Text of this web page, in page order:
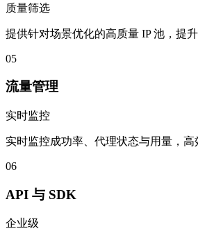
质量筛选
提供针对场景优化的高质量 IP 池，提升
05
流量管理
实时监控
实时监控成功率、代理状态与用量，高
06
API 与 SDK
企业级